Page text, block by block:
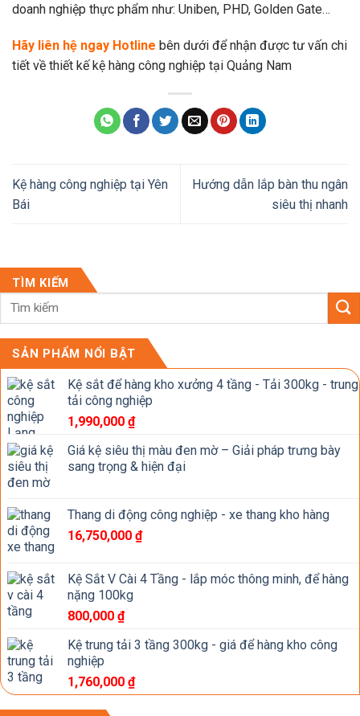
doanh nghiệp thực phẩm như: Uniben, PHD, Golden Gate…
Hãy liên hệ ngay Hotline bên dưới để nhận được tư vấn chi
tiết về thiết kế kệ hàng công nghiệp tại Quảng Nam
Kệ hàng công nghiệp tại Yên
Bái
Hướng dẫn lắp bàn thu ngân
siêu thị nhanh
TÌM KIẾM
SẢN PHẨM NỔI BẬT
Kệ sắt để hàng kho xưởng 4 tầng - Tải 300kg - trung
tải công nghiệp
1,990,000 ₫
Giá kệ siêu thị màu đen mờ – Giải pháp trưng bày
sang trọng & hiện đại
Thang di động công nghiệp - xe thang kho hàng
16,750,000 ₫
Kệ Sắt V Cài 4 Tầng - lắp móc thông minh, để hàng
nặng 100kg
800,000 ₫
Kệ trung tải 3 tầng 300kg - giá để hàng kho công
nghiệp
1,760,000 ₫